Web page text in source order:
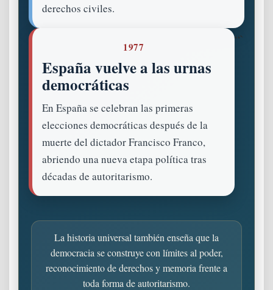
derechos civiles.
1977
España vuelve a las urnas
democráticas
En España se celebran las primeras
elecciones democráticas después de la
muerte del dictador Francisco Franco,
abriendo una nueva etapa política tras
décadas de autoritarismo.
“`
La historia universal también enseña que la
democracia se construye con límites al poder,
reconocimiento de derechos y memoria frente a
toda forma de autoritarismo.